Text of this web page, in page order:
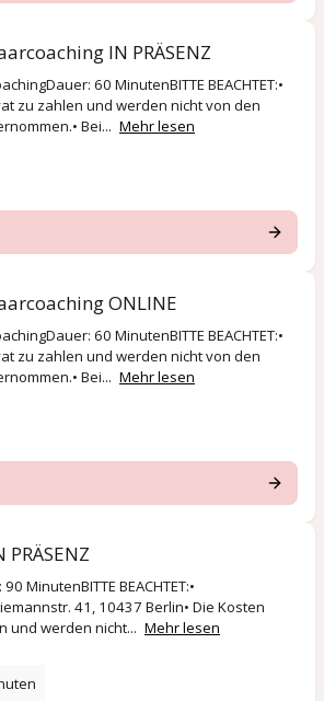
IN PRÄSENZ
60 MinutenBITTE BEACHTET:•
zu zahlen und werden nicht von den
Bei... Mehr lesen
ONLINE
60 MinutenBITTE BEACHTET:•
zu zahlen und werden nicht von den
Bei... Mehr lesen
MinutenBITTE BEACHTET:•
41, 10437 Berlin• Die Kosten
und werden nicht... Mehr lesen